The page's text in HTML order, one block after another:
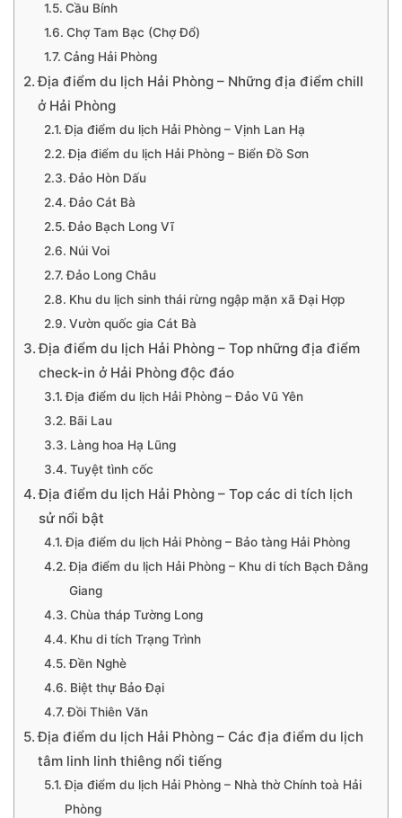
Cầu Bính
Chợ Tam Bạc (Chợ Đổ)
Cảng Hải Phòng
Địa điểm du lịch Hải Phòng – Những địa điểm chill
ở Hải Phòng
Địa điểm du lịch Hải Phòng – Vịnh Lan Hạ
Địa điểm du lịch Hải Phòng – Biển Đồ Sơn
Đảo Hòn Dấu
Đảo Cát Bà
Đảo Bạch Long Vĩ
Núi Voi
Đảo Long Châu
Khu du lịch sinh thái rừng ngập mặn xã Đại Hợp
Vườn quốc gia Cát Bà
Địa điểm du lịch Hải Phòng – Top những địa điểm
check-in ở Hải Phòng độc đáo
Địa điểm du lịch Hải Phòng – Đảo Vũ Yên
Bãi Lau
Làng hoa Hạ Lũng
Tuyệt tình cốc
Địa điểm du lịch Hải Phòng – Top các di tích lịch
sử nổi bật
Địa điểm du lịch Hải Phòng – Bảo tàng Hải Phòng
Địa điểm du lịch Hải Phòng – Khu di tích Bạch Đằng
Giang
Chùa tháp Tường Long
Khu di tích Trạng Trình
Đền Nghè
Biệt thự Bảo Đại
Đồi Thiên Văn
Địa điểm du lịch Hải Phòng – Các địa điểm du lịch
tâm linh linh thiêng nổi tiếng
Địa điểm du lịch Hải Phòng – Nhà thờ Chính toà Hải
Phòng